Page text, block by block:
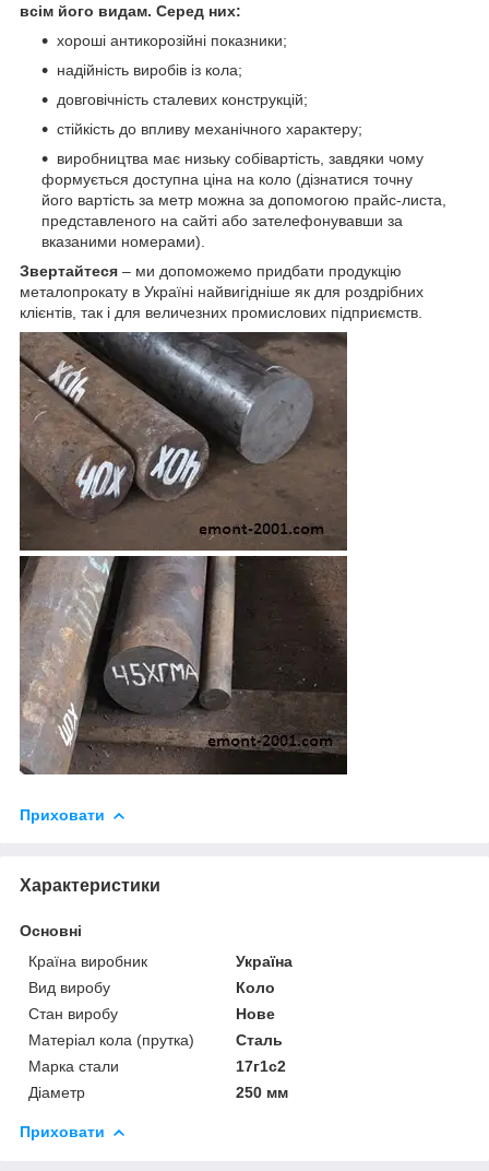
всім його видам. Серед них:
хороші антикорозійні показники;
надійність виробів із кола;
довговічність сталевих конструкцій;
стійкість до впливу механічного характеру;
виробництва має низьку собівартість, завдяки чому
формується доступна ціна на коло (дізнатися точну
його вартість за метр можна за допомогою прайс-листа,
представленого на сайті або зателефонувавши за
вказаними номерами).
Звертайтеся – ми допоможемо придбати продукцію
металопрокату в Україні найвигідніше як для роздрібних
клієнтів, так і для величезних промислових підприємств.
Приховати
Характеристики
Основні
Країна виробник
Україна
Вид виробу
Коло
Стан виробу
Нове
Матеріал кола (прутка)
Сталь
Марка стали
17г1с2
Діаметр
250 мм
Приховати